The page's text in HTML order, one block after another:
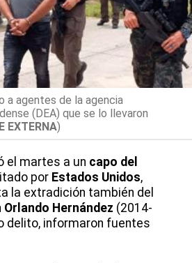
a agentes de la agencia
(DEA) que se lo llevaron
EXTERNA)
el martes a un capo del
por Estados Unidos,
la extradición también del
Orlando Hernández (2014-
delito, informaron fuentes